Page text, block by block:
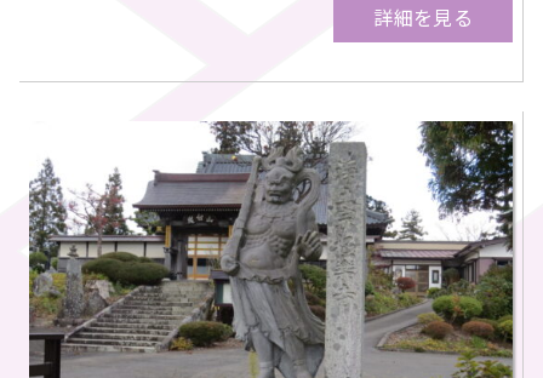
詳細を見る